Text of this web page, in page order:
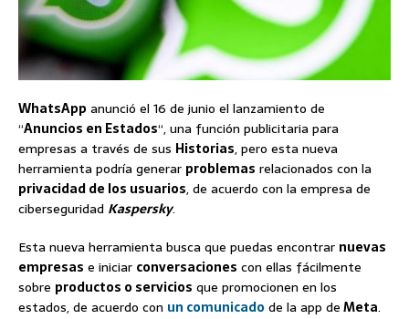
WhatsApp anunció el 16 de junio el lanzamiento de
“Anuncios en Estados“, una función publicitaria para
empresas a través de sus Historias, pero esta nueva
herramienta podría generar problemas relacionados con la
privacidad de los usuarios, de acuerdo con la empresa de
ciberseguridad Kaspersky.
Esta nueva herramienta busca que puedas encontrar nuevas
empresas e iniciar conversaciones con ellas fácilmente
sobre productos o servicios que promocionen en los
estados, de acuerdo con un comunicado de la app deMeta.